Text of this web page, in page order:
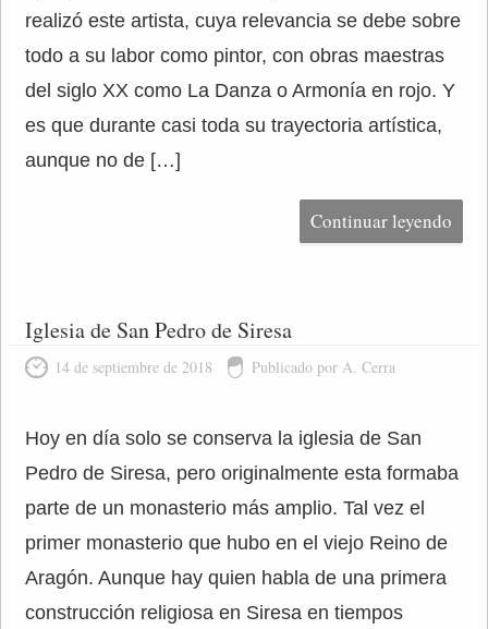
realizó este artista, cuya relevancia se debe sobre
todo a su labor como pintor, con obras maestras
del siglo XX como La Danza o Armonía en rojo. Y
es que durante casi toda su trayectoria artística,
aunque no de […]
Continuar leyendo
Iglesia de San Pedro de Siresa
14 de septiembre de 2018 Publicado por A. Cerra
Hoy en día solo se conserva la iglesia de San
Pedro de Siresa, pero originalmente esta formaba
parte de un monasterio más amplio. Tal vez el
primer monasterio que hubo en el viejo Reino de
Aragón. Aunque hay quien habla de una primera
construcción religiosa en Siresa en tiempos